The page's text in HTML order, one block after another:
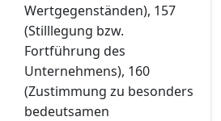
Wertgegenständen), 157
(Stilllegung bzw.
Fortführung des
Unternehmens), 160
(Zustimmung zu besonders
bedeutsamen